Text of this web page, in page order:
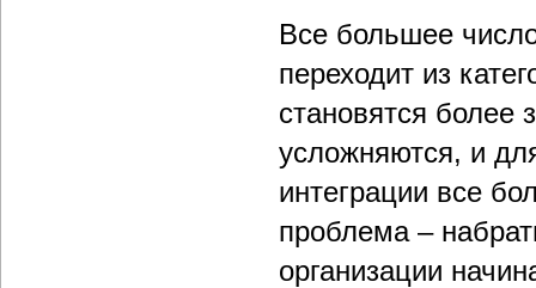
Все большее
переходит из
становятся более
усложняются, и
интеграции все
проблема –
организации